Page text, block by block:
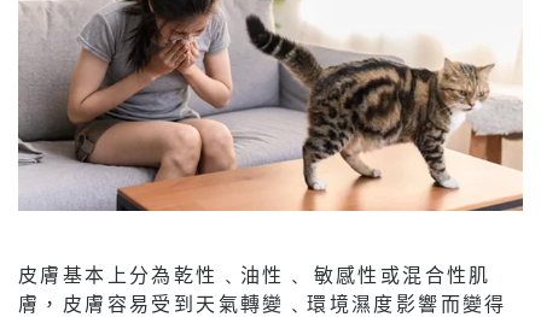
皮膚基本上分為乾性﹑油性﹑ 敏感性或混合性肌
膚，皮膚容易受到天氣轉變﹑環境濕度影響而變得